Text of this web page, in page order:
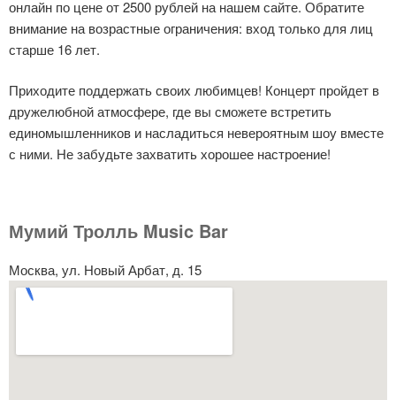
онлайн по цене от 2500 рублей на нашем сайте. Обратите
внимание на возрастные ограничения: вход только для лиц
старше 16 лет.
Приходите поддержать своих любимцев! Концерт пройдет в
дружелюбной атмосфере, где вы сможете встретить
единомышленников и насладиться невероятным шоу вместе
с ними. Не забудьте захватить хорошее настроение!
Мумий Тролль Music Bar
Москва, ул. Новый Арбат, д. 15